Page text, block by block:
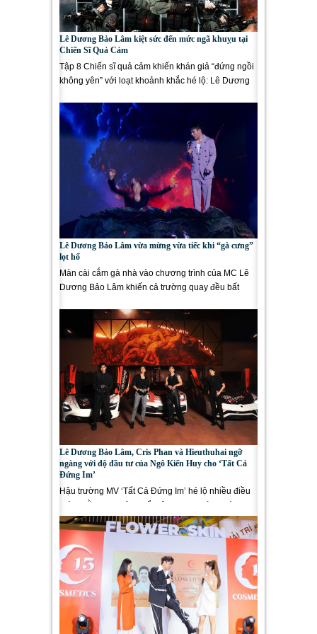
Lê Dương Bảo Lâm kiệt sức đến mức ngã khuỵu tại
Chiến Sĩ Quả Cảm
Tập 8 Chiến sĩ quả cảm khiến khán giả “đứng ngồi
không yên” với loạt khoảnh khắc hé lộ: Lê Dương
Lê Dương Bảo Lâm vừa mừng vừa tiếc khi “gà cưng”
lọt hố
Màn cài cắm gà nhà vào chương trình của MC Lê
Dương Bảo Lâm khiến cả trường quay đều bất
Lê Dương Bảo Lâm, Cris Phan và Hieuthuhai ngỡ
ngàng với độ đầu tư của Ngô Kiến Huy cho ‘Tất Cả
Đứng Im’
Hậu trường MV ‘Tất Cả Đứng Im’ hé lộ nhiều điều
đánh dấu...